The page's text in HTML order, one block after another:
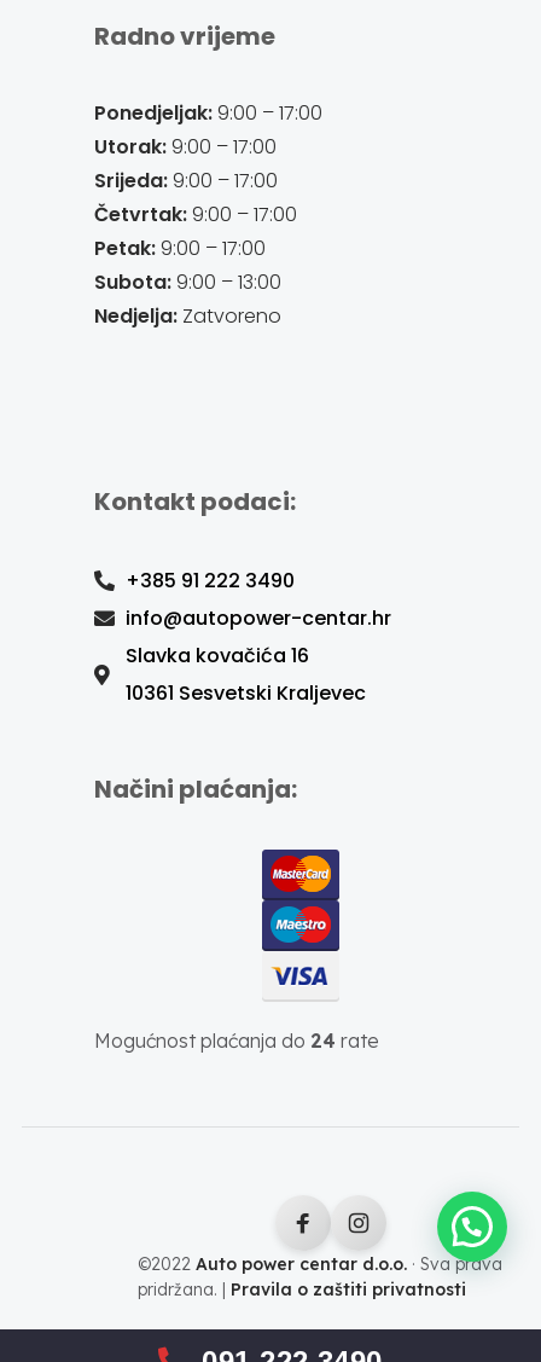
Radno vrijeme
Ponedjeljak:9:00 – 17:00
Utorak:9:00 – 17:00
Srijeda:9:00 – 17:00
Četvrtak:9:00 – 17:00
Petak:9:00 – 17:00
Subota:9:00 – 13:00
Nedjelja:Zatvoreno
Kontakt podaci:
+385 91 222 3490
info@autopower-centar.hr
Slavka kovačića 16
10361 Sesvetski Kraljevec
Načini plaćanja:
Mogućnost plaćanja do 24 rate
©2022 Auto power centar d.o.o.· Sva prava
pridržana. | Pravila o zaštiti privatnosti